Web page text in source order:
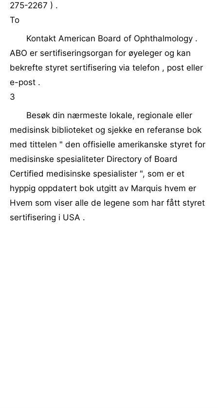
275-2267 ) .
To
Kontakt American Board of Ophthalmology .
ABO er sertifiseringsorgan for øyeleger og kan
bekrefte styret sertifisering via telefon , post eller
e-post .
3
Besøk din nærmeste lokale, regionale eller
medisinsk biblioteket og sjekke en referanse bok
med tittelen " den offisielle amerikanske styret for
medisinske spesialiteter Directory of Board
Certified medisinske spesialister ", som er et
hyppig oppdatert bok utgitt av Marquis hvem er
Hvem som viser alle de legene som har fått styret
sertifisering i USA .